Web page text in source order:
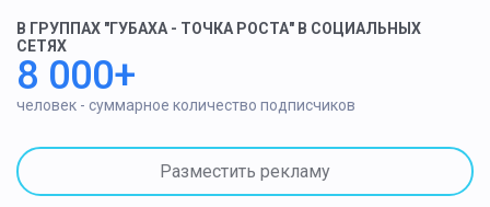
В ГРУППАХ "ГУБАХА - ТОЧКА РОСТА" В СОЦИАЛЬНЫХ
СЕТЯХ
8 000+
человек - суммарное количество подписчиков
Разместить рекламу